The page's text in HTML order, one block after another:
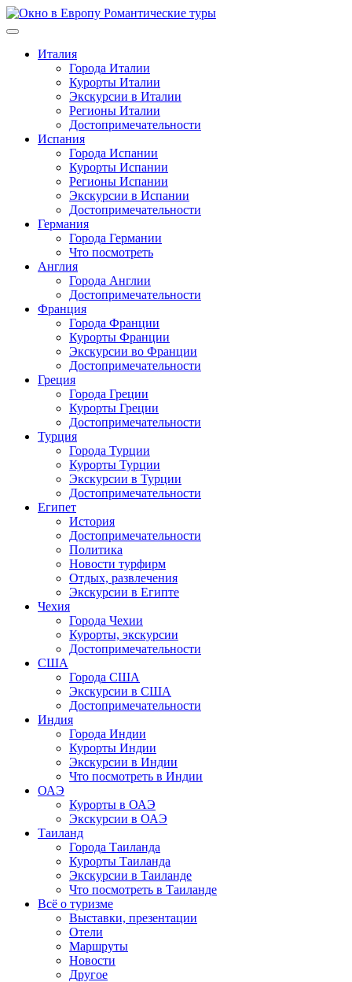
Перейти
к
Италия
Города Италии
Курорты Италии
Экскурсии в Италии
Регионы Италии
Достопримечательности
Испания
Города Испании
Курорты Испании
Регионы Испании
Экскурсии в Испании
Достопримечательности
Германия
Города Германии
Что посмотреть
Англия
Города Англии
Достопримечательности
Франция
Города Франции
Курорты Франции
Экскурсии во Франции
Достопримечательности
Греция
Города Греции
Курорты Греции
Достопримечательности
Турция
Города Турции
Курорты Турции
Экскурсии в Турции
Достопримечательности
Египет
История
Достопримечательности
Политика
Новости турфирм
Отдых, развлечения
Экскурсии в Египте
Чехия
Города Чехии
Курорты, экскурсии
Достопримечательности
США
Города США
Экскурсии в США
Достопримечательности
Индия
Города Индии
Курорты Индии
Экскурсии в Индии
Что посмотреть в Индии
ОАЭ
Курорты в ОАЭ
Экскурсии в ОАЭ
Таиланд
Города Таиланда
Курорты Таиланда
Экскурсии в Таиланде
Что посмотреть в Таиланде
Всё о туризме
Выставки, презентации
Отели
Маршруты
Новости
Другое